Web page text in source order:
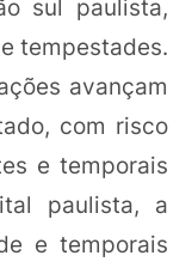
sul paulista,
tempestades.
avançam
com risco
e temporais
paulista, a
e temporais